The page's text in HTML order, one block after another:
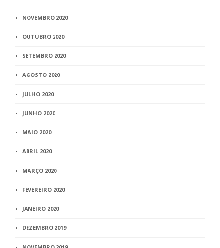
NOVEMBRO 2020
OUTUBRO 2020
SETEMBRO 2020
AGOSTO 2020
JULHO 2020
JUNHO 2020
MAIO 2020
ABRIL 2020
MARÇO 2020
FEVEREIRO 2020
JANEIRO 2020
DEZEMBRO 2019